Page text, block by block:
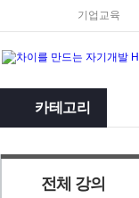
기업교육
카테고리
전체 강의